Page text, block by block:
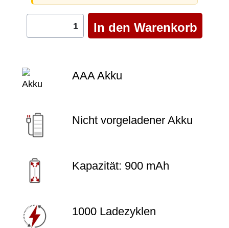
AAA Akku
Nicht vorgeladener Akku
Kapazität: 900 mAh
1000 Ladezyklen